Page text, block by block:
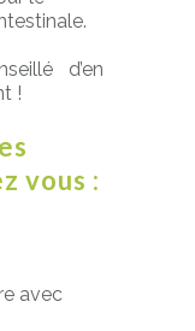
d’en
!
vous :
avec